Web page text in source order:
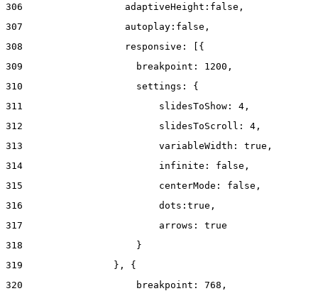
306
                  adaptiveHeight:false,
307
                  autoplay:false,
308
                  responsive: [{
309
                    breakpoint: 1200,
310
                    settings: {
311
                        slidesToShow: 4,
312
                        slidesToScroll: 4,
313
                        variableWidth: true,
314
                        infinite: false,
315
                        centerMode: false,
316
                        dots:true,
317
                        arrows: true
318
                    }
319
                }, {
320
                    breakpoint: 768,